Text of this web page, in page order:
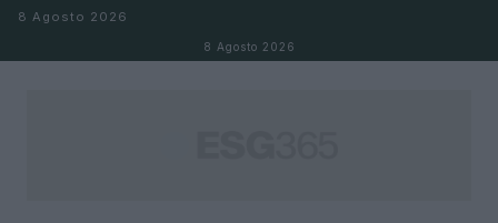
Salta al contenuto
8 Agosto 2026
8 Agosto 2026